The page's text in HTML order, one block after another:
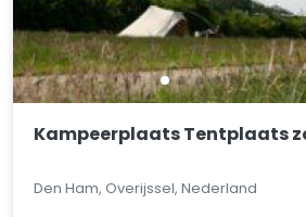
Kampeerplaats Tentplaats
Den Ham, Overijssel, Nederland